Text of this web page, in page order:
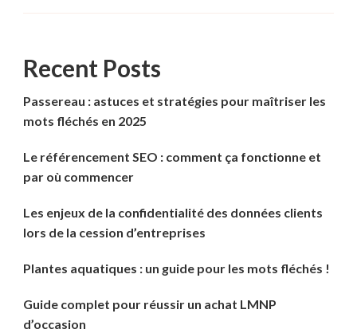
Recent Posts
Passereau : astuces et stratégies pour maîtriser les
mots fléchés en 2025
Le référencement SEO : comment ça fonctionne et
par où commencer
Les enjeux de la confidentialité des données clients
lors de la cession d’entreprises
Plantes aquatiques : un guide pour les mots fléchés !
Guide complet pour réussir un achat LMNP
d’occasion